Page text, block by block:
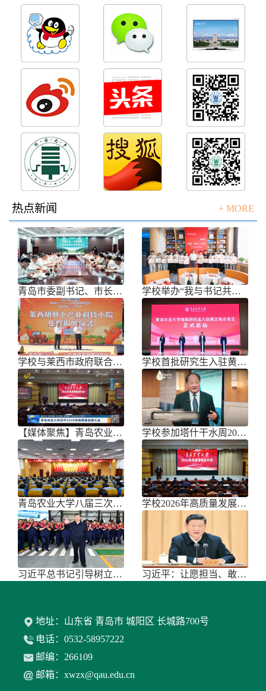
热点新闻 + MORE
青岛市委副书记、市长任刚来校调研 学校举办“我与书记共话成长”师生面
学校与莱西市政府联合举办青岛市胡萝 学校首批研究生入驻黄三角农高区
【媒体聚焦】青岛农业大学召开202 学校参加塔什干水周2026国际论坛
青岛农业大学八届三次双代会胜利召开 学校2026年高质量发展大会召开
习近平总书记引导树立和践行正确政绩 习近平：让愿担当、敢担当、善担当蔚
地址：山东省 青岛市 城阳区 长城路700号
电话：0532-58957222
邮编：266109
邮箱：xwzx@qau.edu.cn